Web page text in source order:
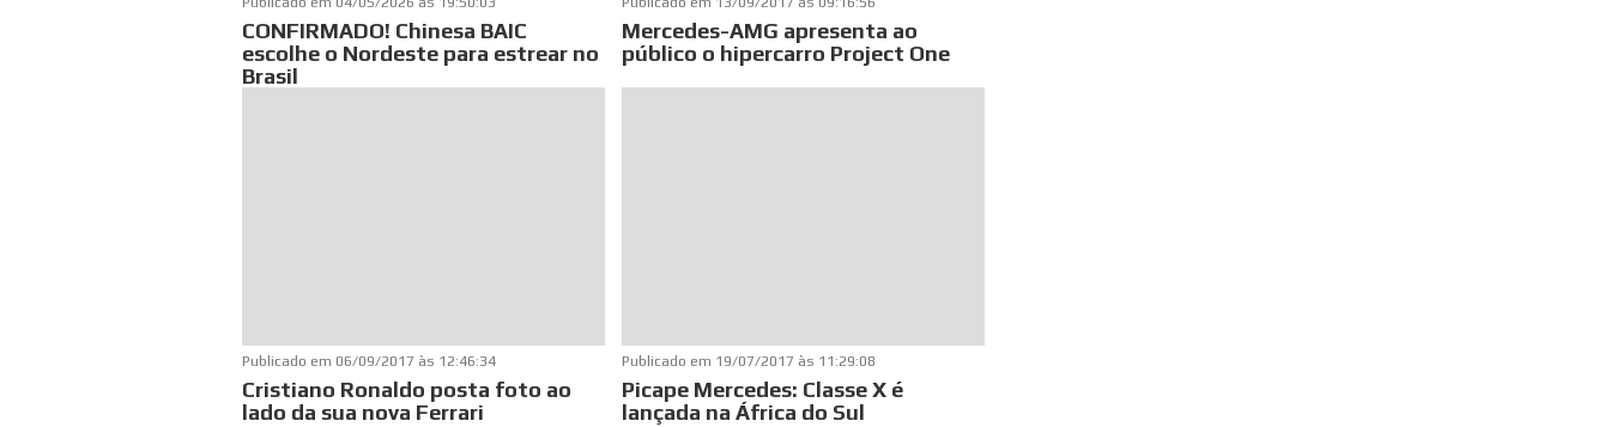
CONFIRMADO! Chinesa BAIC
escolhe o Nordeste para estrear no
Brasil
Mercedes-AMG apresenta ao
público o hipercarro Project One
Publicado em 06/09/2017 às 12:46:34
Cristiano Ronaldo posta foto ao
lado da sua nova Ferrari
Publicado em 19/07/2017 às 11:29:08
Picape Mercedes: Classe X é
lançada na África do Sul